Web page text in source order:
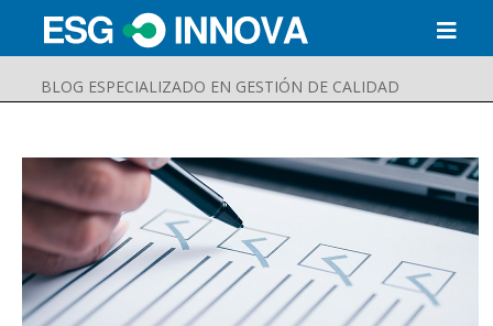
BLOG ESPECIALIZADO EN GESTIÓN DE CALIDAD